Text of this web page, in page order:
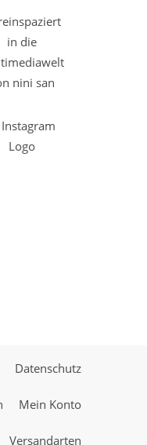
in die
nini san
Datenschutz
Mein Konto
Versandarten